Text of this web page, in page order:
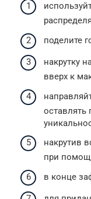
поделите
накрутку
вверх к
оставлять
накрутив
при
в конце